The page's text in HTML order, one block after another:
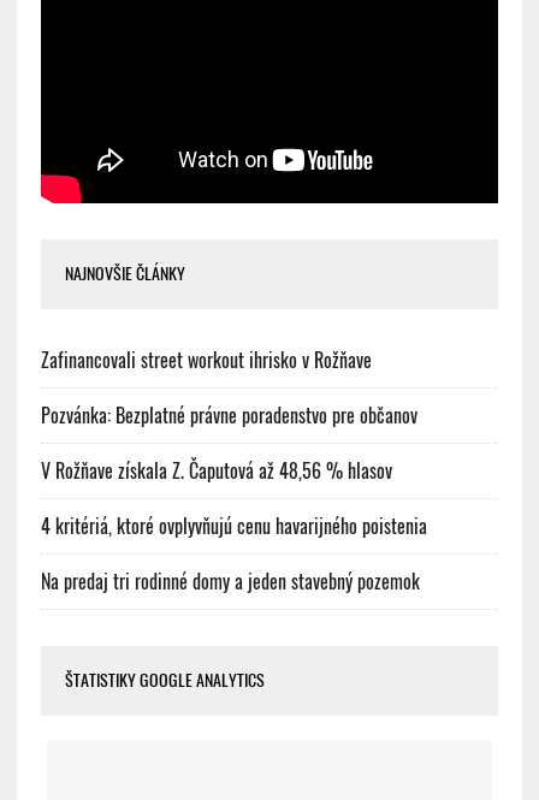
NAJNOVŠIE ČLÁNKY
Zafinancovali street workout ihrisko v Rožňave
Pozvánka: Bezplatné právne poradenstvo pre občanov
V Rožňave získala Z. Čaputová až 48,56 % hlasov
4 kritériá, ktoré ovplyvňujú cenu havarijného poistenia
Na predaj tri rodinné domy a jeden stavebný pozemok
ŠTATISTIKY GOOGLE ANALYTICS